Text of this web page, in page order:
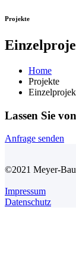
Projekte
Home
Projekte
Lassen Sie
Anfrage senden
©2021 Meyer-
Impressum
Datenschutz